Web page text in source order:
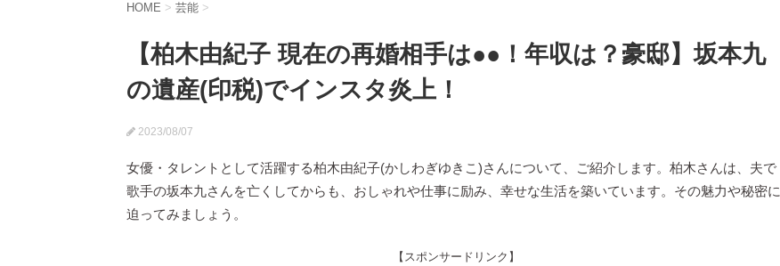
HOME > 芸能 >
【柏木由紀子 現在の再婚相手は●●！年収は？豪邸】坂本九
の遺産(印税)でインスタ炎上！
2023/08/07
女優・タレントとして活躍する柏木由紀子(かしわぎゆきこ)さんについて、ご紹介します。柏木さんは、夫で
歌手の坂本九さんを亡くしてからも、おしゃれや仕事に励み、幸せな生活を築いています。その魅力や秘密に
迫ってみましょう。
【スポンサードリンク】